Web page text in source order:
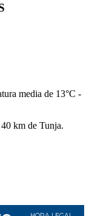
media de 13°C -
km de Tunja.